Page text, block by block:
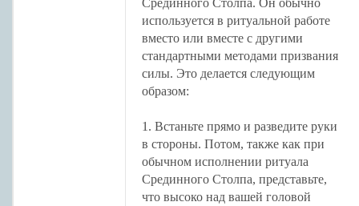
используется в ритуальной работе
вместо или вместе с другими
стандартными методами призвания
силы. Это делается следующим
образом:
1. Встаньте прямо и разведите руки
в стороны. Потом, также как при
обычном исполнении ритуала
Срединного Столпа, представьте,
что высоко над вашей головой